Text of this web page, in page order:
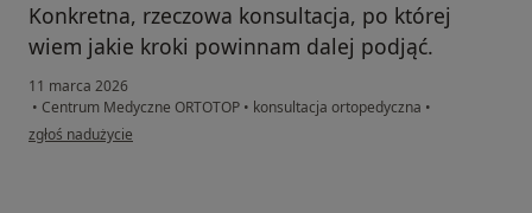
Konkretna, rzeczowa konsultacja, po której
wiem jakie kroki powinnam dalej podjąć.
11 marca 2026
• Centrum Medyczne ORTOTOP • konsultacja ortopedyczna •
w opinii użytkownika Barbara
zgłoś nadużycie